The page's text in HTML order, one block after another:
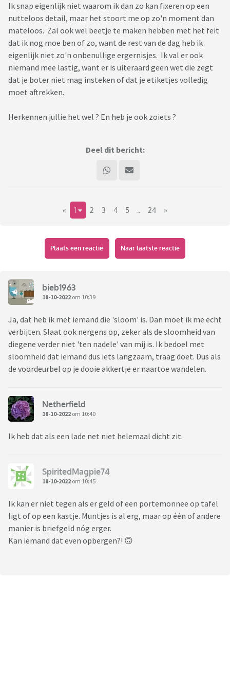
Ik snap eigenlijk niet waarom ik dan zo kan fixeren op een
nutteloos detail, maar het stoort me op zo'n moment dan
mateloos. Zal ook wel beetje te maken hebben met het feit
dat ik nog moe ben of zo, want de rest van de dag heb ik
eigenlijk niet zo'n onbenullige ergernisjes. Ik val er ook
niemand mee lastig, want er is uiteraard geen wet die zegt
dat je boter niet mag insteken of dat je etiketjes volledig
moet aftrekken.
Herkennen jullie het wel ? En heb je ook zoiets ?
Deel dit bericht:
« 1 2 3 4 5 24 »
Plaats een reactie Naar laatste reactie
bieb1963
18-10-2022 om 10:39
Ja, dat heb ik met iemand die 'sloom' is. Dan moet ik me echt
verbijten. Slaat ook nergens op, zeker als de sloomheid van
diegene verder niet 'ten nadele' van mij is. Ik bedoel met
sloomheid dat iemand dus iets langzaam, traag doet. Dus als
de voordeurbel op je dooie akkertje er naartoe wandelen.
Netherfield
18-10-2022 om 10:40
Ik heb dat als een lade net niet helemaal dicht zit.
SpiritedMagpie74
18-10-2022 om 10:45
Ik kan er niet tegen als er geld of een portemonnee op tafel
ligt of op een kastje. Muntjes is al erg, maar op één of andere
manier is briefgeld nóg erger.
Kan iemand dat even opbergen?! 🙃